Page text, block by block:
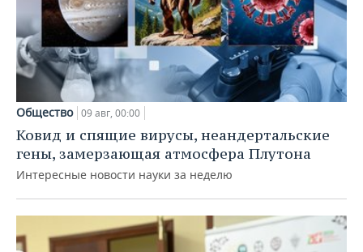
Общество 09 авг, 00:00
Ковид и спящие вирусы, неандертальские
гены, замерзающая атмосфера Плутона
Интересные новости науки за неделю